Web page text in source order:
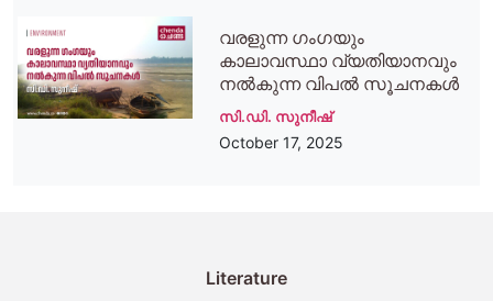
വരളുന്ന ഗംഗയും
കാലാവസ്ഥാ വ്യതിയാനവും
നല്‍കുന്ന വിപല്‍ സൂചനകള്‍
സി.ഡി. സുനീഷ്
October 17, 2025
Literature